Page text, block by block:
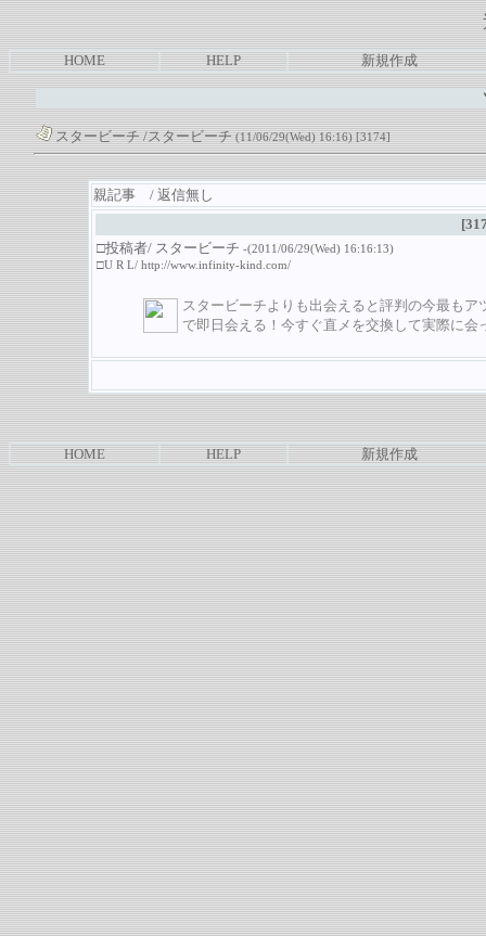
HOME HELP 新規作成
スタービーチ/スタービーチ(11/06/29(Wed) 16:16)[3174]
親記事 / 返信無し
□投稿者/ スタービーチ -(2011/06/29(Wed) 16:16:13)
□U R L/ http://www.infinity-kind.com/
スタービーチよりも出会えると評判の今最も
で即日会える！今すぐ直メを交換して実際に
HOME HELP 新規作成